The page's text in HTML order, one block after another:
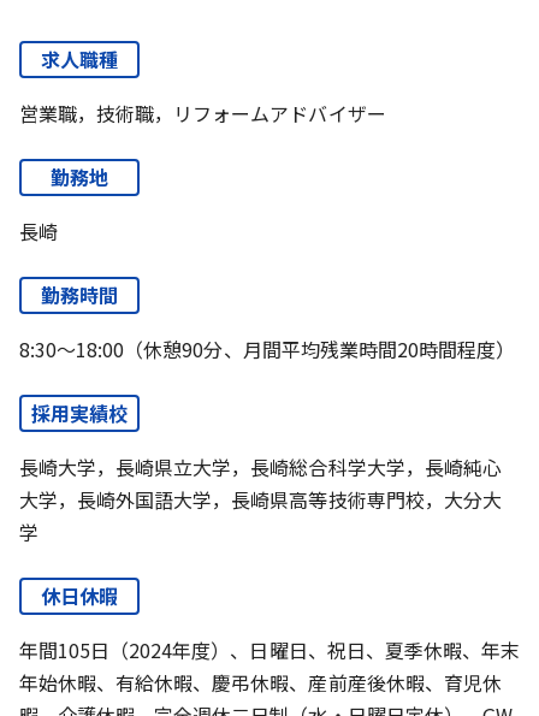
求人職種
営業職，技術職，リフォームアドバイザー
勤務地
長崎
勤務時間
8:30～18:00（休憩90分、月間平均残業時間20時間程度）
採用実績校
長崎大学，長崎県立大学，長崎総合科学大学，長崎純心
大学，長崎外国語大学，長崎県高等技術専門校，大分大
学
休日休暇
年間105日（2024年度）、日曜日、祝日、夏季休暇、年末
年始休暇、有給休暇、慶弔休暇、産前産後休暇、育児休